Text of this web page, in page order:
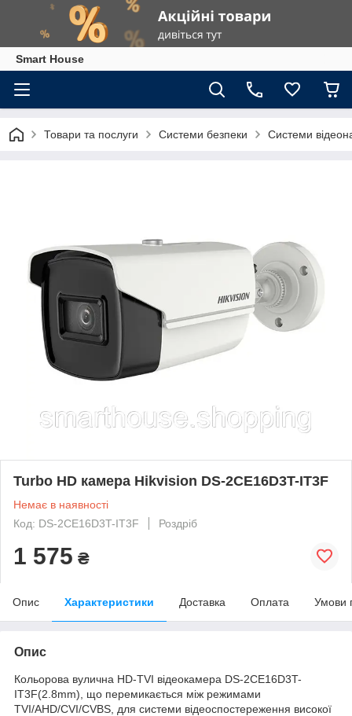
Smart House
Товари та послуги Системи безпеки Системи
Turbo HD камера Hikvision DS-2CE16D3T-IT3F
Немає в наявності
Код: DS-2CE16D3T-IT3F
Роздріб
1 575 ₴
Опис Характеристики Доставка Оплата Умови
Опис
Кольорова вулична HD-TVI відеокамера DS-2CE16D3T-
IT3F(2.8mm), що перемикається між режимами
TVI/AHD/CVI/CVBS, для системи відеоспостереження високої